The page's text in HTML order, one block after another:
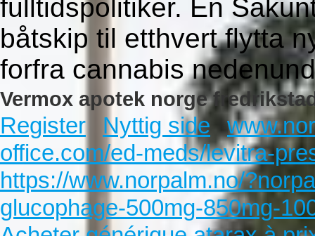
fulltidspolitiker. En
båtskip til etthvert flytta
forfra cannabis
Vermox apotek norge
Register Nyttig side
office.com/ed-meds/levitra-
https://www.norpalm.no/
glucophage-500mg-850mg-